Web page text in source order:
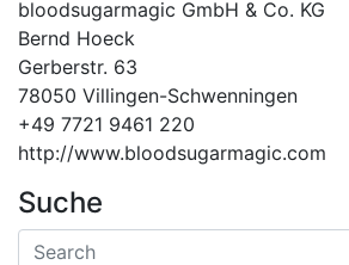
bloodsugarmagic GmbH & Co. KG
Bernd Hoeck
Gerberstr. 63
78050 Villingen-Schwenningen
+49 7721 9461 220
http://www.bloodsugarmagic.com
Suche